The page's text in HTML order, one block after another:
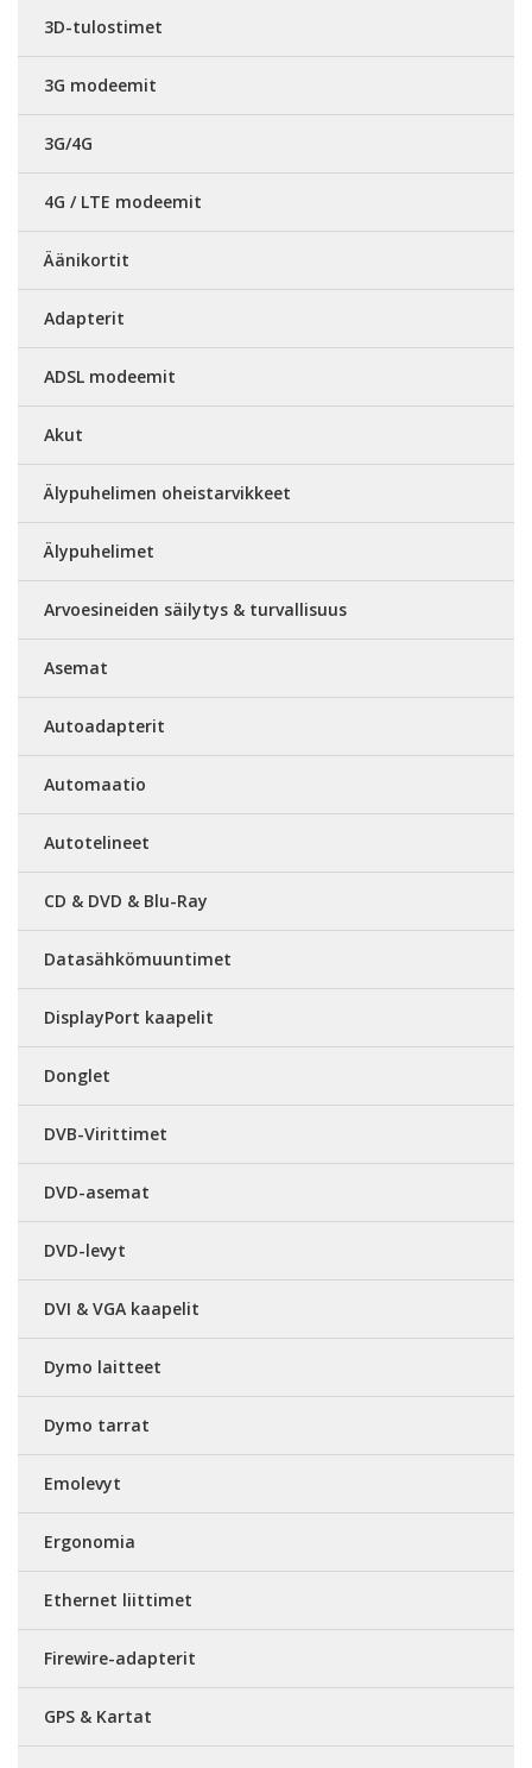
3D-tulostimet
3G modeemit
3G/4G
4G / LTE modeemit
Äänikortit
Adapterit
ADSL modeemit
Akut
Älypuhelimen oheistarvikkeet
Älypuhelimet
Arvoesineiden säilytys & turvallisuus
Asemat
Autoadapterit
Automaatio
Autotelineet
CD & DVD & Blu-Ray
Datasähkömuuntimet
DisplayPort kaapelit
Donglet
DVB-Virittimet
DVD-asemat
DVD-levyt
DVI & VGA kaapelit
Dymo laitteet
Dymo tarrat
Emolevyt
Ergonomia
Ethernet liittimet
Firewire-adapterit
GPS & Kartat